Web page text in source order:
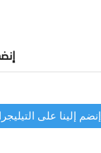
إنضم إلينا على